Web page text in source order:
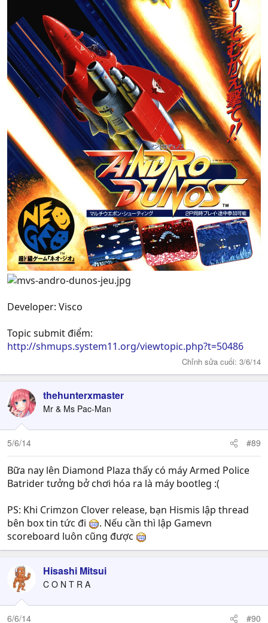
Developer: Visco
Topic submit điểm:
http://shmups.system11.org/viewtopic.php?t=50486
Chỉnh sửa cuối: 3/6/14
thehunterxmaster
Mr & Ms Pac-Man
5/6/14 #89
Bữa nay lên Diamond Plaza thấy có máy Armed Police
Batrider tưởng bở chơi hóa ra là máy bootleg :(
PS: Khi Crimzon Clover release, bạn Hismis lập thread
bên box tin tức đi
. Nếu cần thì lập Gamevn
scoreboard luôn cũng được
Hisashi Mitsui
C O N T R A
6/6/14 #90